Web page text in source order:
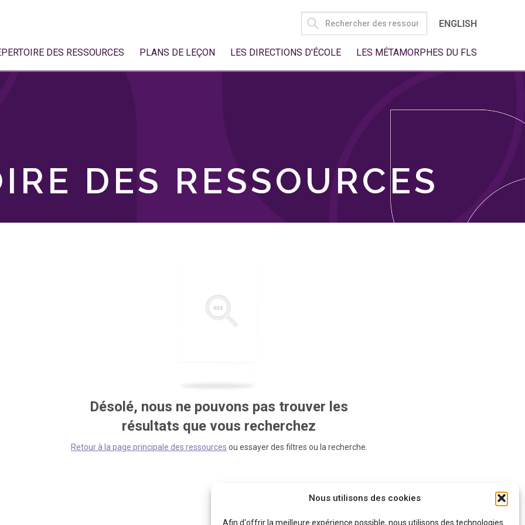
Nous utilisons des cookies
Afin d'offrir la meilleure expérience possible, nous utilisons des technologies
SEARCH
FOR:
ENGLISH
DES RESSOURCES PLANS DE LEÇON LES DIRECTIONS D'ÉCOLE LES MÉTAMORPHES DU FLS
DES RESSOURCES
Désolé, nous ne pouvons pas trouver les
résultats que vous recherchez
Retour à la page principale des ressources ou essayer des filtres ou la recherche.